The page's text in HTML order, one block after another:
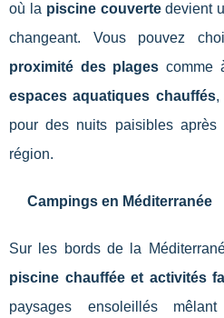
où la piscine couvertedevient
changeant. Vous pouvez
proximité des plages comme
espaces aquatiques chauffés,
pour des nuits paisibles
région.
Campings en Méditerranée
Sur les bords de la
piscine chauffée et activités
paysages ensoleillés